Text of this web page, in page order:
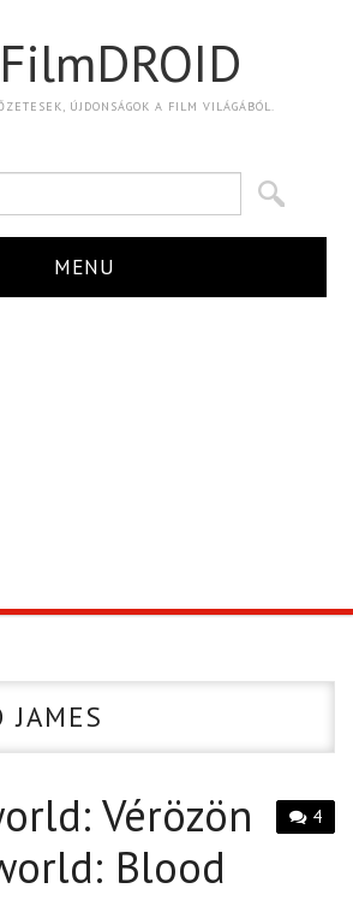
FilmDROID
ÚJDONSÁGOK A FILM VILÁGÁBÓL.
MENU
JAMES
4
Vérözön
Blood